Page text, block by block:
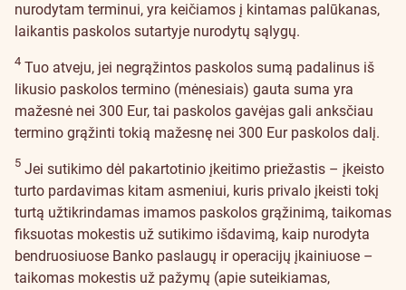
nurodytam terminui, yra keičiamos į kintamas palūkanas,
laikantis paskolos sutartyje nurodytų sąlygų.
4 Tuo atveju, jei negrąžintos paskolos sumą padalinus iš
likusio paskolos termino (mėnesiais) gauta suma yra
mažesnė nei 300 Eur, tai paskolos gavėjas gali anksčiau
termino grąžinti tokią mažesnę nei 300 Eur paskolos dalį.
5 Jei sutikimo dėl pakartotinio įkeitimo priežastis – įkeisto
turto pardavimas kitam asmeniui, kuris privalo įkeisti tokį
turtą užtikrindamas imamos paskolos grąžinimą, taikomas
fiksuotas mokestis už sutikimo išdavimą, kaip nurodyta
bendruosiuose Banko paslaugų ir operacijų įkainiuose –
taikomas mokestis už pažymų (apie suteikiamas,